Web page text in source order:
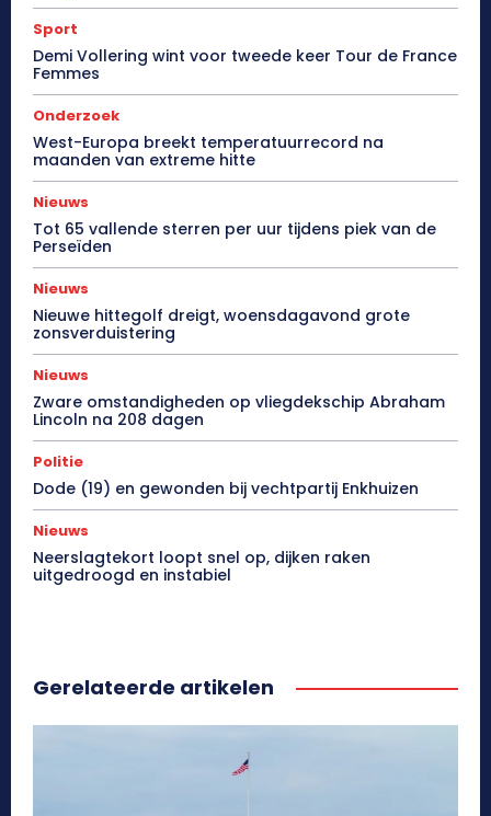
Sport
Demi Vollering wint voor tweede keer Tour de France
Femmes
Onderzoek
West-Europa breekt temperatuurrecord na
maanden van extreme hitte
Nieuws
Tot 65 vallende sterren per uur tijdens piek van de
Perseïden
Nieuws
Nieuwe hittegolf dreigt, woensdagavond grote
zonsverduistering
Nieuws
Zware omstandigheden op vliegdekschip Abraham
Lincoln na 208 dagen
Politie
Dode (19) en gewonden bij vechtpartij Enkhuizen
Nieuws
Neerslagtekort loopt snel op, dijken raken
uitgedroogd en instabiel
Gerelateerde artikelen